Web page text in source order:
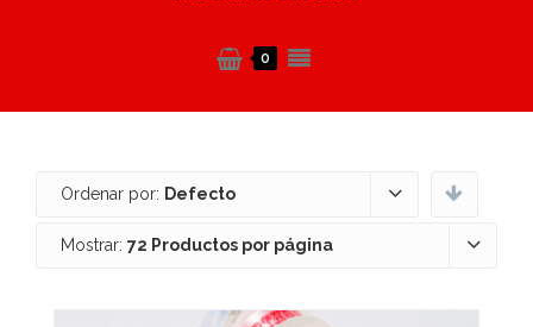
0
Ordenar por: Defecto
Mostrar: 72 Productos por página